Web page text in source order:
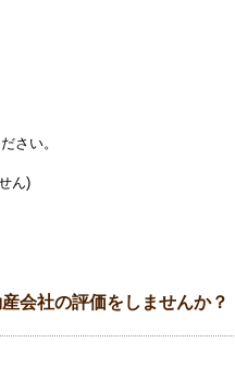
さい。
ん)
会社の評価をしませんか？